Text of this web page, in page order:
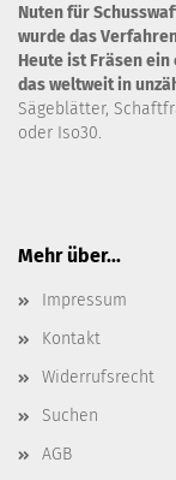
Nuten für
wurde das
Heute ist Fräsen
das weltweit in
Sägeblätter,
oder Iso30.
Mehr über...
Impressum
Kontakt
Widerrufsrecht
Suchen
AGB